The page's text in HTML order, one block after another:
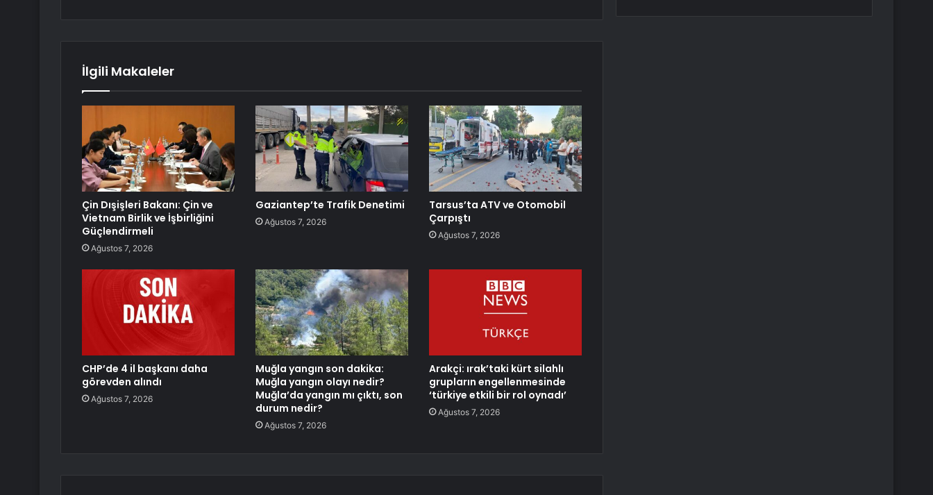
İlgili Makaleler
Çin Dışişleri Bakanı: Çin ve
Vietnam Birlik ve İşbirliğini
Güçlendirmeli
Ağustos 7, 2026
Gaziantep’te Trafik Denetimi
Ağustos 7, 2026
Tarsus’ta ATV ve Otomobil
Çarpıştı
Ağustos 7, 2026
CHP’de 4 il başkanı daha
görevden alındı
Ağustos 7, 2026
Muğla yangın son dakika:
Muğla yangın olayı nedir?
Muğla’da yangın mı çıktı, son
durum nedir?
Ağustos 7, 2026
Arakçi: ırak’taki kürt silahlı
grupların engellenmesinde
‘türkiye etkili bir rol oynadı’
Ağustos 7, 2026